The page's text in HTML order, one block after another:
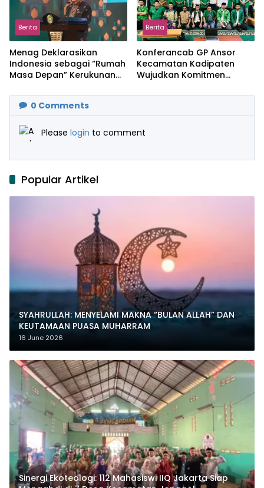
Berita
Menag Deklarasikan
Indonesia sebagai “Rumah
Masa Depan” Kerukunan
Berita
Konferancab GP Ansor
Kecamatan Kadipaten
Wujudkan Komitmen
0 Comments
Please login to comment
Popular Artikel
SYAHRULLAH: MENYELAMI MAKNA “BULAN ALLAH” DAN
KEUTAMAAN PUASA MUHARRAM
16 June 2026
‎Sinergi Ekoteologi: 112 Mahasiswi IIQ Jakarta Siap